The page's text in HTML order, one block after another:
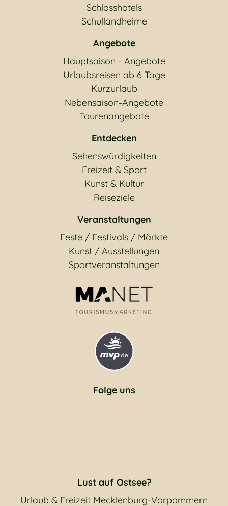
Schlosshotels
Schullandheime
Angebote
Hauptsaison - Angebote
Urlaubsreisen ab 6 Tage
Kurzurlaub
Nebensaison-Angebote
Tourenangebote
Entdecken
Sehenswürdigkeiten
Freizeit & Sport
Kunst & Kultur
Reiseziele
Veranstaltungen
Feste / Festivals / Märkte
Kunst / Ausstellungen
Sportveranstaltungen
Folge uns
Lust auf Ostsee?
Urlaub & Freizeit Mecklenburg-Vorpommern